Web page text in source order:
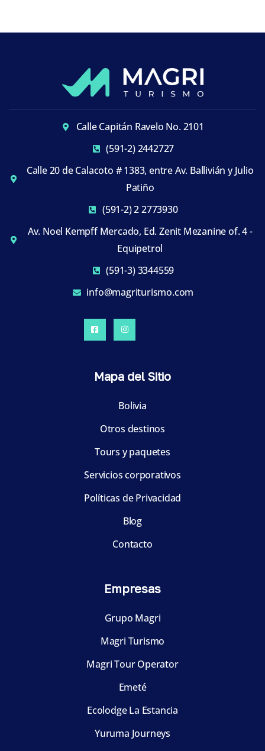
Calle Capitán Ravelo No. 2101
(591-2) 2442727
Calle 20 de Calacoto # 1383, entre Av. Ballivián y Julio
Patiño
(591-2) 2 2773930
Av. Noel Kempff Mercado, Ed. Zenit Mezanine of. 4 -
Equipetrol
(591-3) 3344559
info@magriturismo.com
Mapa del Sitio
Bolivia
Otros destinos
Tours y paquetes
Servicios corporativos
Políticas de Privacidad
Blog
Contacto
Empresas
Grupo Magri
Magri Turismo
Magri Tour Operator
Emeté
Ecolodge La Estancia
Yuruma Journeys